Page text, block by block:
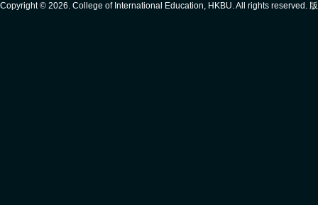
Copyright © 2026. College of International Education, HKBU. All rights reserved.